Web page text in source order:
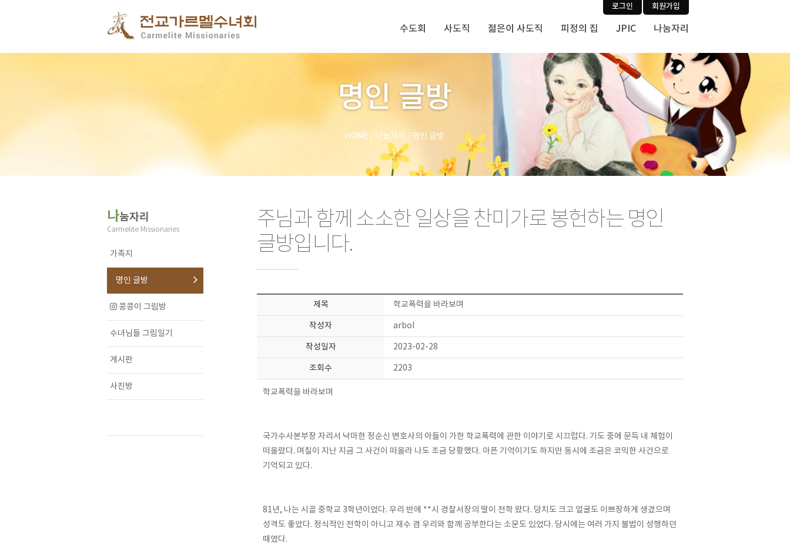
로그인 회원가입
수도회 사도직 젊은이 사도직 피정의 집 JPIC 나눔자리
명인 글방
HOME / 나눔자리 / 명인 글방
나눔자리
Carmelite Missionaries
가족지
명인 글방
콩콩이 그림방
수녀님들 그림일기
게시판
사진방
주님과 함께 소소한 일상을 찬미가로 봉헌하는 명인
글방입니다.
제목 학교폭력을 바라보며
작성자 arbol
작성일자 2023-02-28
조회수 2203
학교폭력을 바라보며
국가수사본부장 자리서 낙마한 정순신 변호사의 아들이 가한 학교폭력에 관한 이야기로 시끄럽다. 기도 중에 문득 내 체험이
떠올랐다. 며칠이 지난 지금 그 사건이 떠올라 나도 조금 당황했다. 아픈 기억이기도 하지만 동시에 조금은 코믹한 사건으로
기억되고 있다.
81년, 나는 시골 중학교 3학년이었다. 우리 반에 **시 경찰서장의 딸이 전학 왔다. 덩치도 크고 얼굴도 이쁘장하게 생겼으며
성격도 좋았다. 정식적인 전학이 아니고 재수 겸 우리와 함께 공부한다는 소문도 있었다. 당시에는 여러 가지 불법이 성행하던
때였다.